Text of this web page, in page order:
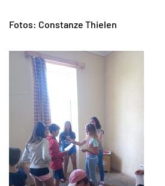
Fotos: Constanze Thielen